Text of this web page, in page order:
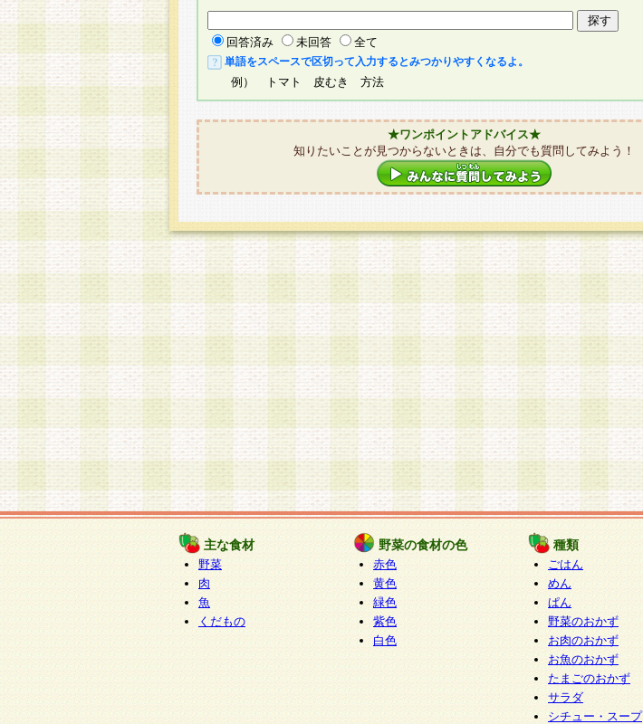
回答済み 未回答 全て
単語をスペースで区切って入力するとみつかりやすくなるよ。
例） トマト 皮むき 方法
★ワンポイントアドバイス★
知りたいことが見つからないときは、自分でも質問してみよう！
主な食材
野菜
肉
魚
くだもの
野菜の食材の色
赤色
黄色
緑色
紫色
白色
種類
ごはん
めん
ぱん
野菜のおかず
お肉のおかず
お魚のおかず
たまごのおかず
サラダ
シチュー・スープ